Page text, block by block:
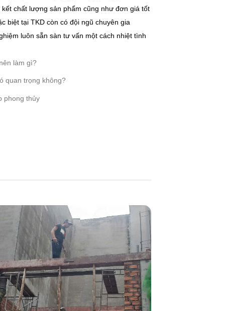
chất lượng sản phẩm cũng như đơn giá tốt
biệt tại TKD còn có đội ngũ chuyên gia
luôn sẵn sàn tư vấn một cách nhiệt tình
làm gì?
quan trọng không?
phong thủy